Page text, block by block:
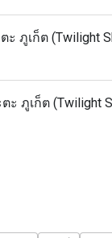
ภูเก็ต (Twilight
ภูเก็ต (Twilight